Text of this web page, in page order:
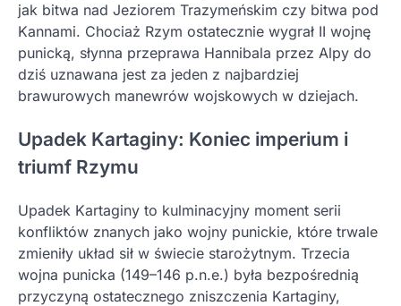
jak bitwa nad Jeziorem Trazymeńskim czy bitwa pod
Kannami. Chociaż Rzym ostatecznie wygrał II wojnę
punicką, słynna przeprawa Hannibala przez Alpy do
dziś uznawana jest za jeden z najbardziej
brawurowych manewrów wojskowych w dziejach.
Upadek Kartaginy: Koniec imperium i
triumf Rzymu
Upadek Kartaginy to kulminacyjny moment serii
konfliktów znanych jako wojny punickie, które trwale
zmieniły układ sił w świecie starożytnym. Trzecia
wojna punicka (149–146 p.n.e.) była bezpośrednią
przyczyną ostatecznego zniszczenia Kartaginy,